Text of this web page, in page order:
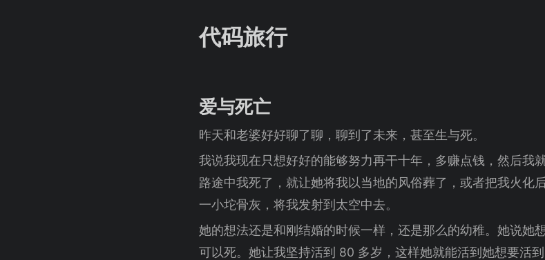
代码旅行
爱与死亡
昨天和老婆好好聊了聊，聊到了未来，甚至生与死。
我说我现在只想好好的能够努力再干十年，多赚点钱，然后我
路途中我死了，就让她将我以当地的风俗葬了，或者把我火化
一小坨骨灰，将我发射到太空中去。
她的想法还是和刚结婚的时候一样，还是那么的幼稚。她说她
可以死。她让我坚持活到 80 多岁，这样她就能活到她想要活到